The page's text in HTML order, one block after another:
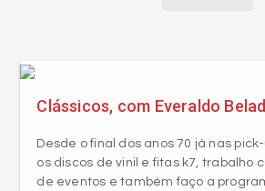
Clássicos, com Everaldo
Desde o final dos anos 70 já nas
os discos de vinil e fitas k7, trabalho
de eventos e também faço a